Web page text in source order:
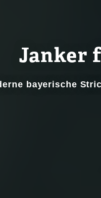
Janker
bayerische